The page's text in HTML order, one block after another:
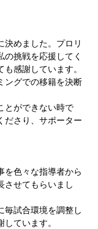
決めました。プロリ
挑戦を応援してく
感謝しています。
ングでの移籍を決断
とができない時で
ださり、サポーター
を色々な指導者から
させてもらいまし
毎試合環境を調整し
ています。